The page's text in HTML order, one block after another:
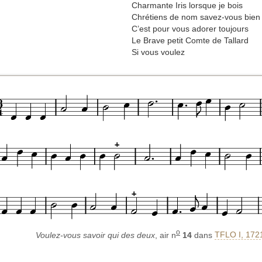
Charmante Iris lorsque je bois
Chrétiens de nom savez-vous bien
C’est pour vous adorer toujours
Le Brave petit Comte de Tallard
Si vous voulez
Voulez-vous savoir qui des deux, air no 14dans TFLO I,